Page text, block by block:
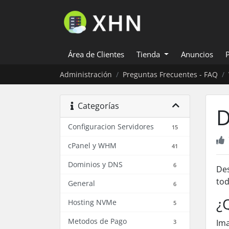
Área de Clientes Tienda Anuncios
Administración Preguntas Frecuentes - FAQ
Categorías
Configuracion Servidores 15
cPanel y WHM 41
Dominios y DNS 6
General 6
Hosting NVMe 5
Metodos de Pago 3